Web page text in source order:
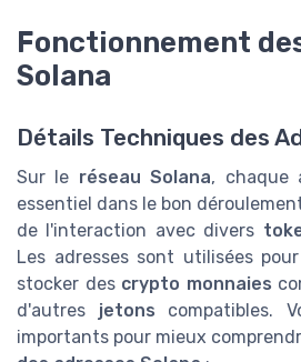
Fonctionnement
Solana
Détails Techniques des
Sur le réseau Solana, chaque
essentiel dans le bon
de l'interaction avec divers
Les adresses sont utilisées
stocker des crypto monnaies
d'autres jetons compatibles.
importants pour mieux